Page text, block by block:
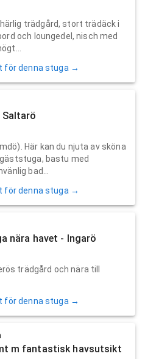
trädgård, stort trädäck i
och loungedel, nisch med
för denna stuga →
Här kan du njuta av sköna
bastu med
bad...
för denna stuga →
nära havet - Ingarö
trädgård och nära till
för denna stuga →
m fantastisk havsutsikt